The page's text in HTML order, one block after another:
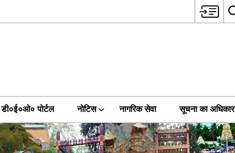
डी०ई०ओ० पोर्टल नोटिस नागरिक सेवा सूचना का अधिकार